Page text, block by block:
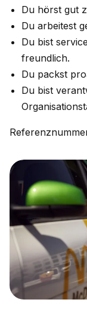
Du hörst gut
Du arbeitest
Du bist
freundlich.
Du packst
Du bist